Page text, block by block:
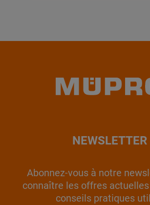
NEWSLETTER
Abonnez-vous à notre
connaître les offres
conseils pratiques